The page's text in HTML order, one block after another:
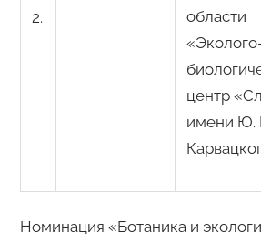
области
центр
имени Ю.
2.
Номинация «Ботаника и